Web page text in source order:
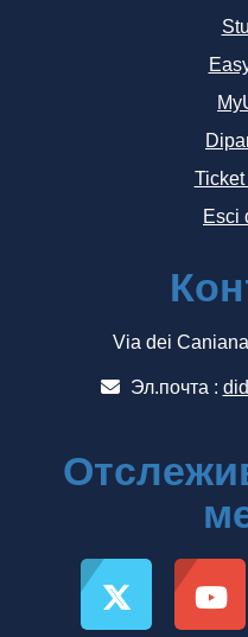
Esci
Via dei
Эл.почта :